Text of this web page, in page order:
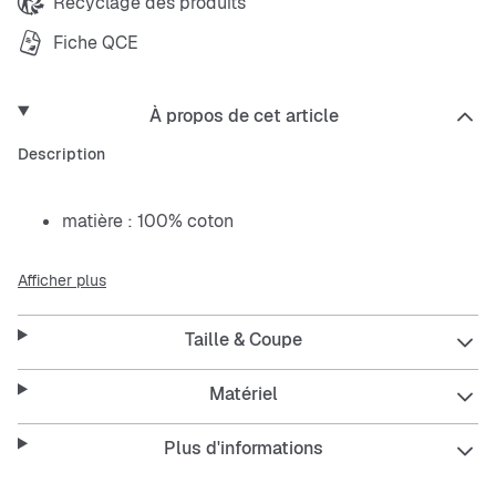
Fiche QCE
À propos de cet article
Description
matière : 100% coton
corpulence sportive et porte ce débardeur en taille
Afficher plus
Taille & Coupe
Matériel
Plus d'informations